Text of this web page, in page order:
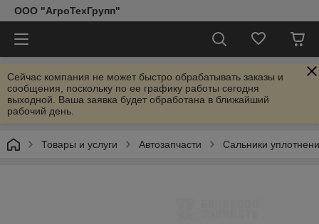
ООО "АгроТехГрупп"
Сейчас компания не может быстро обрабатывать заказы и
сообщения, поскольку по ее графику работы сегодня
выходной. Ваша заявка будет обработана в ближайший
рабочий день.
Товары и услуги Автозапчасти Сальники